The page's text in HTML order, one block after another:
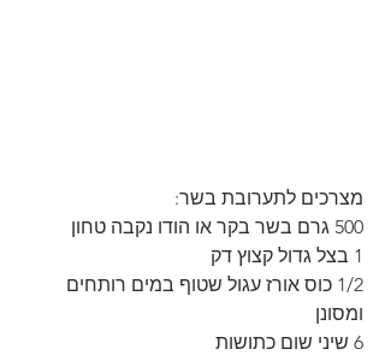
מצרכים לתערובת בשר:
500 גרם בשר בקר או הודו נקבה טחון
1 בצל גדול קצוץ דק
1/2 כוס אורז עגול שטוף במים רותחים
ומסונן
6 שיני שום כתושות